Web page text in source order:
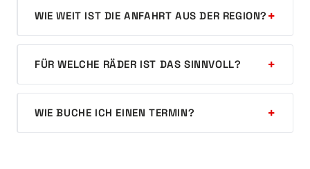
WIE WEIT IST DIE ANFAHRT AUS DER REGION?
FÜR WELCHE RÄDER IST DAS SINNVOLL?
WIE BUCHE ICH EINEN TERMIN?